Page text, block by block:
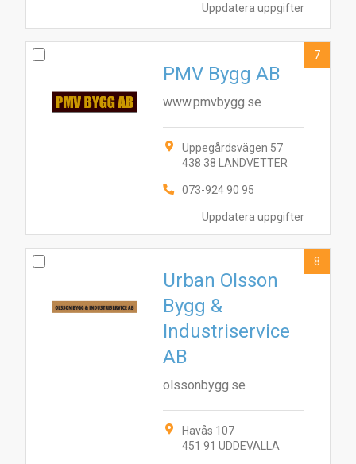
Uppdatera uppgifter
Uppdatera uppgifter
PMV Bygg AB
www.pmvbygg.se
Uppegårdsvägen 57
438 38 LANDVETTER
073-924 90 95
7
Urban Olsson
Bygg &
Industriservice
AB
olssonbygg.se
Havås 107
451 91 UDDEVALLA
8